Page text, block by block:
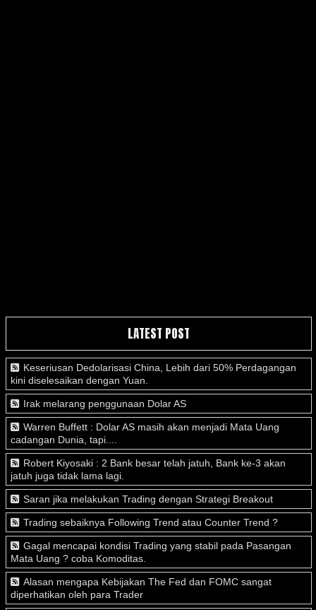
LATEST POST
Keseriusan Dedolarisasi China, Lebih dari 50% Perdagangan
kini diselesaikan dengan Yuan.
Irak melarang penggunaan Dolar AS
Warren Buffett : Dolar AS masih akan menjadi Mata Uang
cadangan Dunia, tapi....
Robert Kiyosaki : 2 Bank besar telah jatuh, Bank ke-3 akan
jatuh juga tidak lama lagi.
Saran jika melakukan Trading dengan Strategi Breakout
Trading sebaiknya Following Trend atau Counter Trend ?
Gagal mencapai kondisi Trading yang stabil pada Pasangan
Mata Uang ? coba Komoditas.
Alasan mengapa Kebijakan The Fed dan FOMC sangat
diperhatikan oleh para Trader